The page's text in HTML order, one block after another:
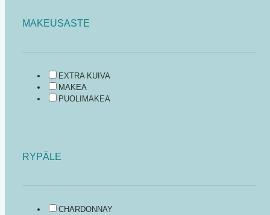
MAKEUSASTE
EXTRA KUIVA
MAKEA
PUOLIMAKEA
RYPÄLE
CHARDONNAY